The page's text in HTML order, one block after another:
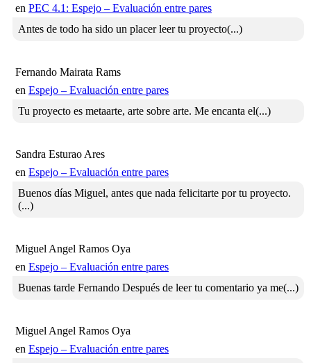
en PEC 4.1: Espejo – Evaluación entre pares
Antes de todo ha sido un placer leer tu proyecto(...)
Fernando Mairata Rams
en Espejo – Evaluación entre pares
Tu proyecto es metaarte, arte sobre arte. Me encanta el(...)
Sandra Esturao Ares
en Espejo – Evaluación entre pares
Buenos días Miguel, antes que nada felicitarte por tu proyecto.
(...)
Miguel Angel Ramos Oya
en Espejo – Evaluación entre pares
Buenas tarde Fernando Después de leer tu comentario ya me(...)
Miguel Angel Ramos Oya
en Espejo – Evaluación entre pares